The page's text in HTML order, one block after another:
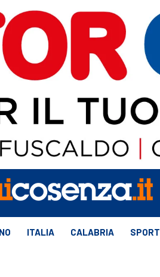
ITALIA CALABRIA SPORT